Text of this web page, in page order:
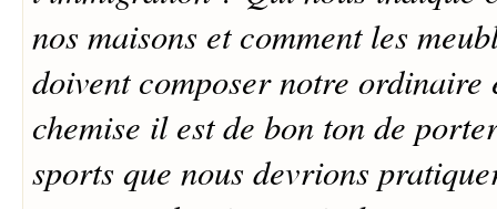
nos maisons et comment les
doivent composer notre ordinaire
chemise il est de bon ton de
sports que nous devrions